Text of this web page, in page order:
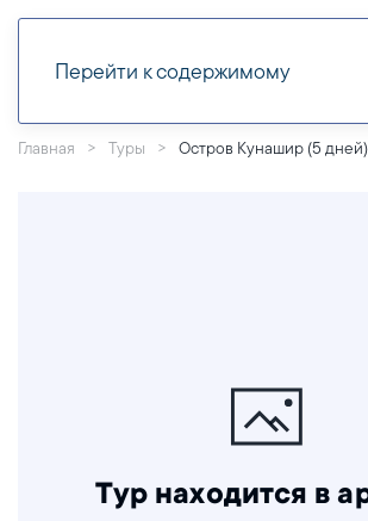
Перейти к содержимому
Главная Туры Остров Кунашир (5 дней)
Тур находится в